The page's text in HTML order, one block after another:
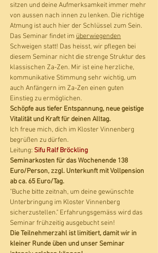
sitzen und deine Aufmerksamkeit immer mehr
von aussen nach innen zu lenken. Die richtige
Atmung ist auch hier der Schlüssel zum Sein.
Das Seminar findet im überwiegenden
Schweigen statt! Das heisst, wir pflegen bei
diesem Seminar nicht die strenge Struktur des
klassischen Za-Zen. Mir ist eine herzliche,
kommunikative Stimmung sehr wichtig, um
auch Anfängern im Za-Zen einen guten
Einstieg zu ermöglichen.
Schöpfe aus tiefer Entspannung, neue geistige
Vitalität und Kraft für deinen Alltag.
Ich freue mich, dich im Kloster Vinnenberg
begrüßen zu dürfen.
Leitung: Sifu Ralf Bröckling
Seminarkosten für das Wochenende 138
Euro/Person, zzgl. Unterkunft mit Vollpension
ab ca. 65 Euro/Tag.
"Buche bitte zeitnah, um deine gewünschte
Unterbringung im Kloster Vinnenberg
sicherzustellen." Erfahrungsgemäss wird das
Seminar frühzeitig ausgebucht sein!
Die Teilnehmerzahl ist limitiert, damit wir in
kleiner Runde üben und unser Seminar